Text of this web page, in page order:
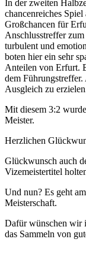
In der zweiten
chancenreiches
Großchancen für
Anschlusstreffer
turbulent und
boten hier ein sehr
Anteilen von Erfurt.
dem
Ausgleich zu
Mit diesem 3:2
Meister.
Herzlichen
Glückwunsch auch
Vizemeistertitel
Und nun? Es geht
Meisterschaft.
Dafür wünschen wir
das Sammeln von